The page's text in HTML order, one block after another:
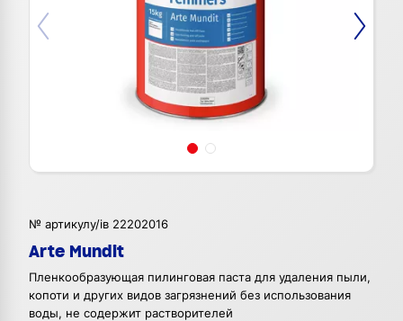
№ артикулу/ів 22202016
Arte Mundit
Пленкообразующая пилинговая паста для удаления пыли,
копоти и других видов загрязнений без использования
воды, не содержит растворителей